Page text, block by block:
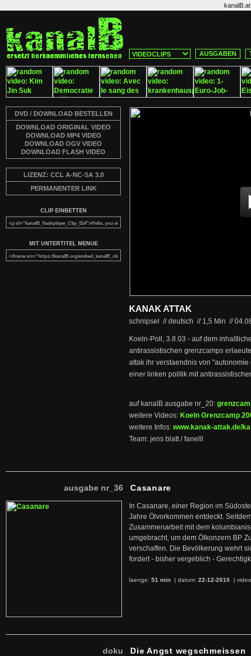
kanalB.at
AUSGABEN
DVD / DOWNLOAD BESTELLEN
DOWNLOAD ORIGINAL VIDEO
DOWNLOAD MP4 VIDEO
DOWNLOAD OGV VIDEO
DOWNLOAD FLASH VIDEO
LIZENZ: CCL A-NC-SA 3.0
PERMANENTER LINK
CLIP EINBETTEN
MIT UNTERTITEL MENUE
KANAK ATTAK
schnipsel // deutsch // 1,5 Min //
Koeln-Poll, 3.8.03 - auf dem
antirassistischen grenzcamps
attak ihr verstaendnis von
einer linken politik mit
auf kanalB ausgabe nr_20:
weitere Videos: Koeln Grenzcamp
weitere Infos: www.kanak-attak.de/ka
Team: jens blatt / fanelli
ausgabe nr_36 Casanare
In Casanare, einer Region im
Jahre Ölvorkommen entdeckt.
Zusammenarbeit mit dem
umgebracht, um dem Ölkonzern BP
verschaffen. Die Bevölkerung wehrt
fordert - bisher vergeblich -
laenge: 51 min | datum: 22-12-2010 |
doku Die Angst wegschmeissen